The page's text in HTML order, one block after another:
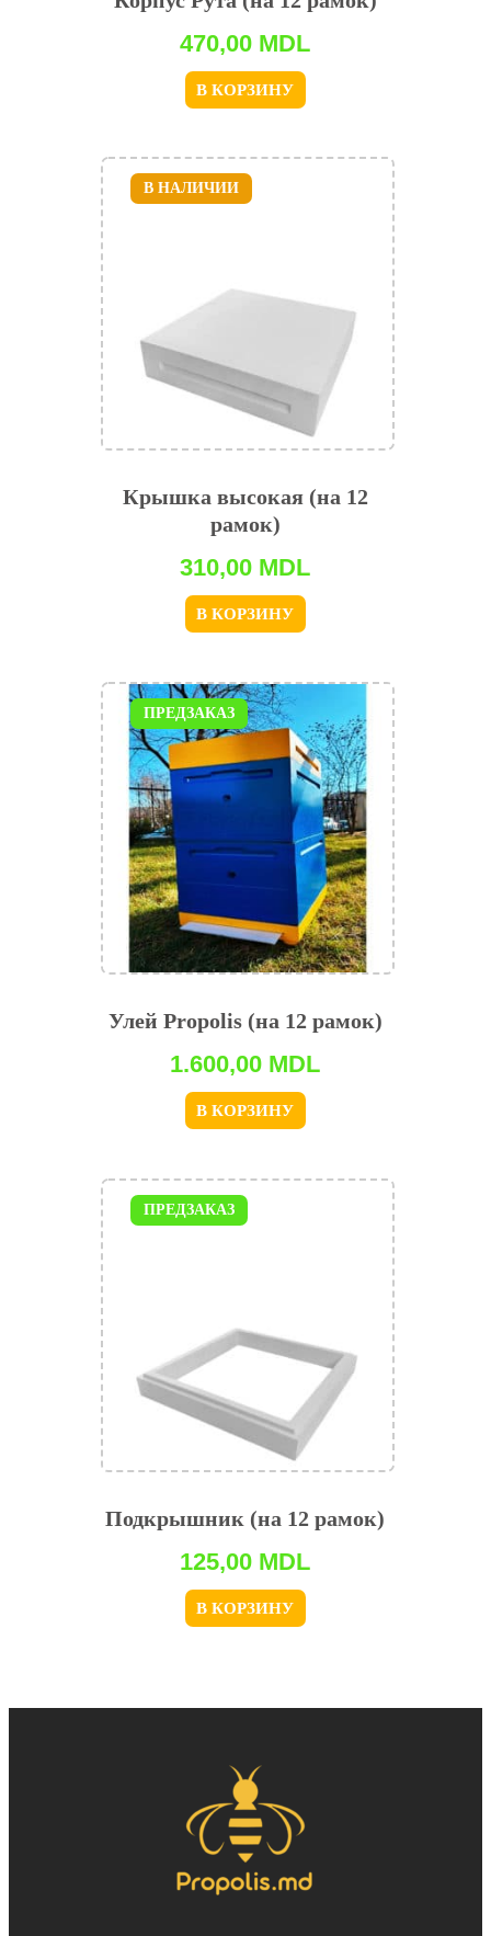
470,00 MDL
В КОРЗИНУ
Крышка высокая (на 12
рамок)
310,00 MDL
В КОРЗИНУ
В НАЛИЧИИ
Улей Propolis (на 12 рамок)
1.600,00 MDL
В КОРЗИНУ
ПРЕДЗАКАЗ
Подкрышник (на 12 рамок)
125,00 MDL
В КОРЗИНУ
ПРЕДЗАКАЗ